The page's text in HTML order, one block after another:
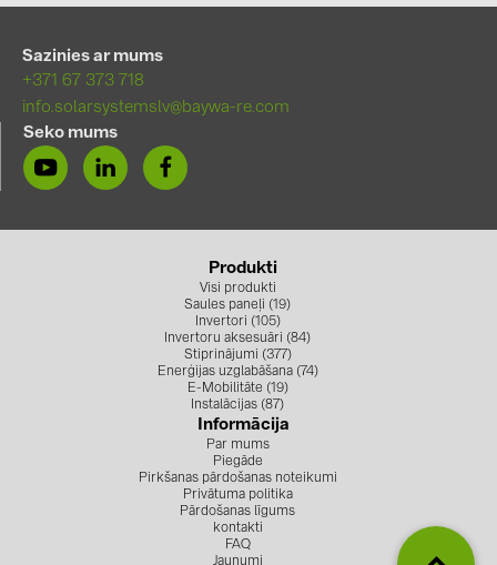
WHES (5)
Sazinies ar mums
+371 67 373 718
info.solarsystemslv@baywa-re.com
Seko mums
Produkti
Visi produkti
Saules paneļi (19)
Invertori (105)
Invertoru aksesuāri (84)
Stiprinājumi (377)
Enerģijas uzglabāšana (74)
E-Mobilitāte (19)
Instalācijas (87)
Informācija
Par mums
Piegāde
Pirkšanas pārdošanas noteikumi
Privātuma politika
Pārdošanas līgums
kontakti
FAQ
Jaunumi